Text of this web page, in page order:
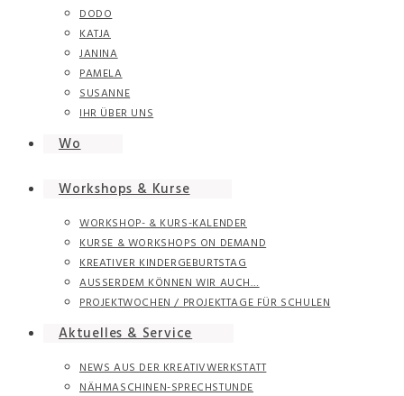
DODO
KATJA
JANINA
PAMELA
SUSANNE
IHR ÜBER UNS
Wo
Workshops & Kurse
WORKSHOP- & KURS-KALENDER
KURSE & WORKSHOPS ON DEMAND
KREATIVER KINDERGEBURTSTAG
AUSSERDEM KÖNNEN WIR AUCH…
PROJEKTWOCHEN / PROJEKTTAGE FÜR SCHULEN
Aktuelles & Service
NEWS AUS DER KREATIVWERKSTATT
NÄHMASCHINEN-SPRECHSTUNDE